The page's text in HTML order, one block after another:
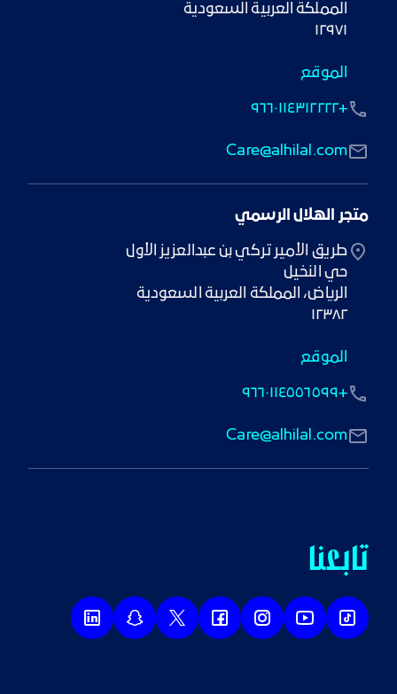
١٢٩٧١
الموقع
Care@alhilal.com
+٩٦٦٠١١٤٣١٢٢٢٢
متجر الهلال الرسمي
حي النخيل
١٢٣٨٢
الموقع
Care@alhilal.com
+٩٦٦٠١١٤٥٥٦٥٩٩
تابعنا